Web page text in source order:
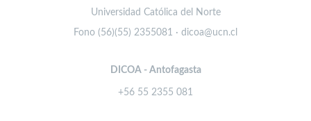
Universidad Católica del Norte
Fono (56)(55) 2355081 · dicoa@ucn.cl
DICOA - Antofagasta
+56 55 2355 081